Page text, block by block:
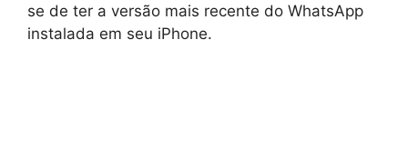
se de ter a versão mais recente do WhatsApp
instalada em seu iPhone.